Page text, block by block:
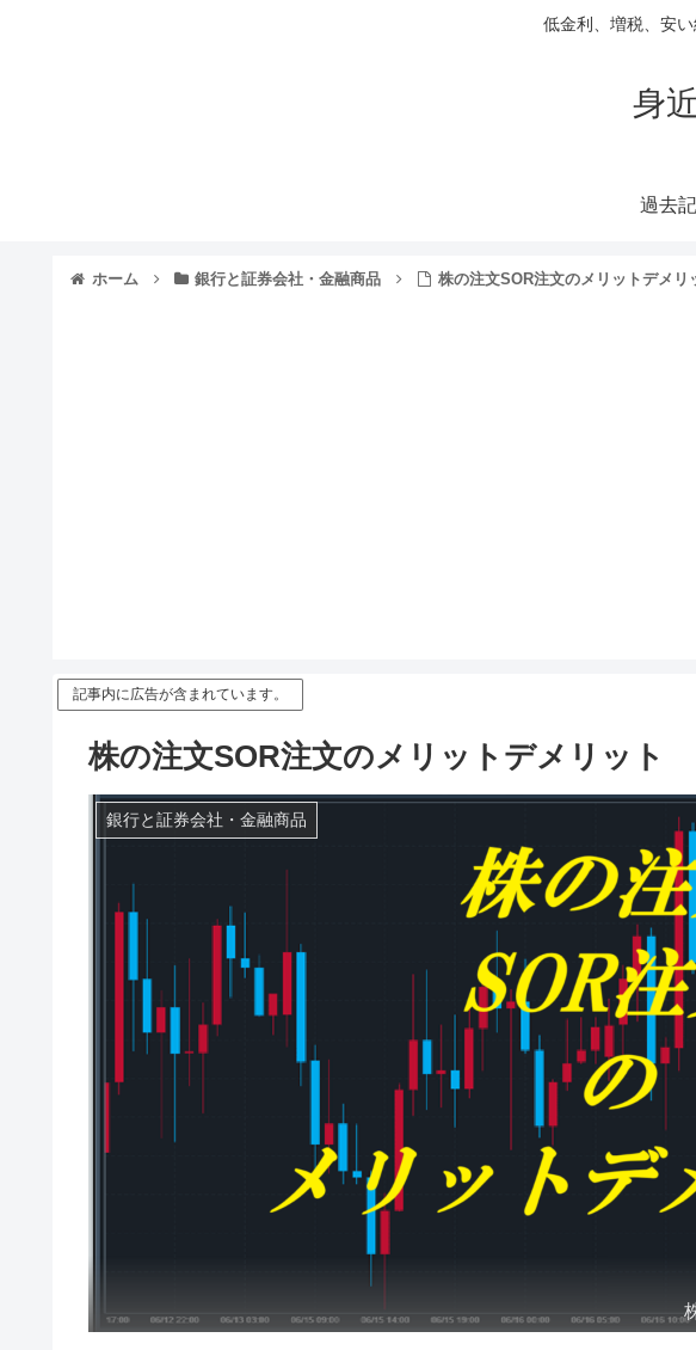
低金利、増税、安
身
過去
ホーム 銀行と証券会社・金融商品 株の注文SOR注文のメリットデメリ
記事内に広告が含まれています。
株の注文SOR注文のメリットデメリット
銀行と証券会社・金融商品